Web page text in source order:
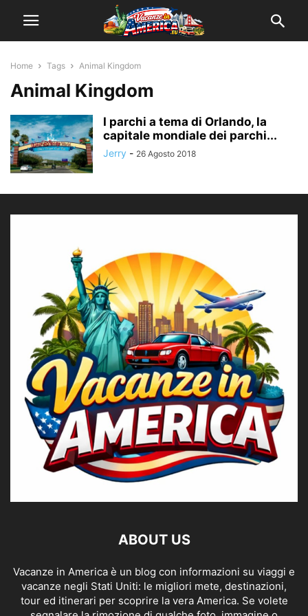
Home Tags Animal Kingdom
Animal Kingdom
I parchi a tema di Orlando, la
capitale mondiale dei parchi...
Jerry - 26 Agosto 2018
ABOUT US
Vacanze in America è un blog con informazioni su viaggi e
vacanze negli Stati Uniti: le migliori mete, destinazioni,
tour ed itinerari per scoprire la vera America. Se volete